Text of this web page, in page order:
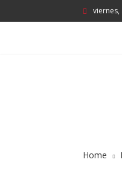
viernes,
Home